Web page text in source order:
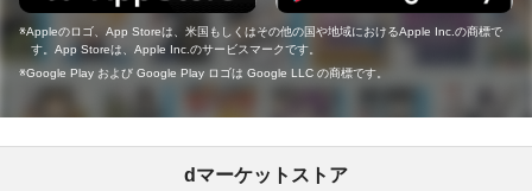
Appleのロゴ、App Storeは、米国もしくはその他の国や地域におけるApple Inc.の商標で
す。App Storeは、Apple Inc.のサービスマークです。
Google Play および Google Play ロゴは Google LLC の商標です。
dマーケットストア